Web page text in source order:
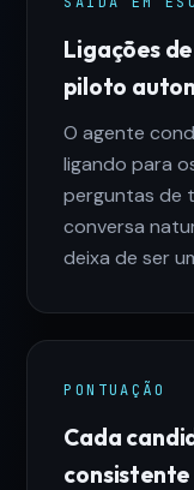
Ligações
piloto
O agente
ligando para
perguntas de
conversa
deixa de ser
PONTUAÇÃO
Cada
consistente